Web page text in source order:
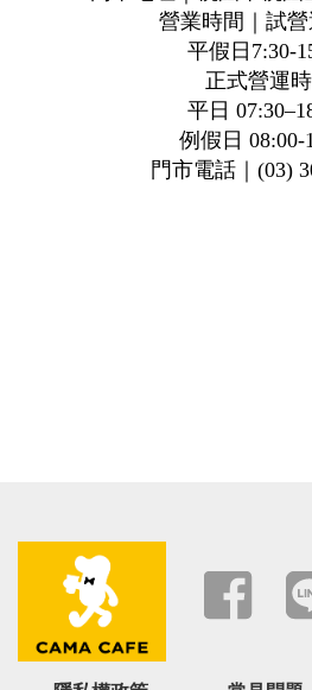
營業時間｜試營
平假日7:30-
正式營運
平日
例假日 08:00-
門市電話｜(03)